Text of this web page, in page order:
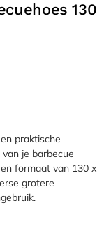
130
praktische
je barbecue
formaat van 130 x
grotere